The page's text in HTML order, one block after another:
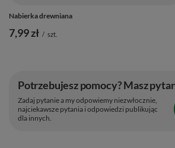
Nabierka drewniana
7,99 zł / szt.
Potrzebujesz pomocy? Masz
Zadaj pytanie a my odpowiemy niezwłocznie,
najciekawsze pytania i odpowiedzi publikując
dla innych.